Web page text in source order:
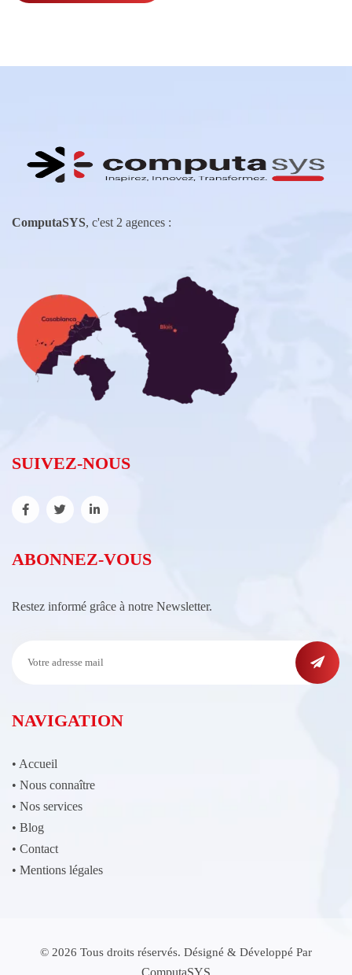
ComputaSYS, c'est 2 agences :
SUIVEZ-NOUS
ABONNEZ-VOUS
Restez informé grâce à notre Newsletter.
NAVIGATION
• Accueil
• Nous connaître
• Nos services
• Blog
• Contact
• Mentions légales
© 2026 Tous droits réservés. Désigné & Développé Par
ComputaSYS